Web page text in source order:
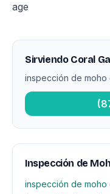
age
Sirviendo Coral
inspección de moho
Inspección de
inspección de moho